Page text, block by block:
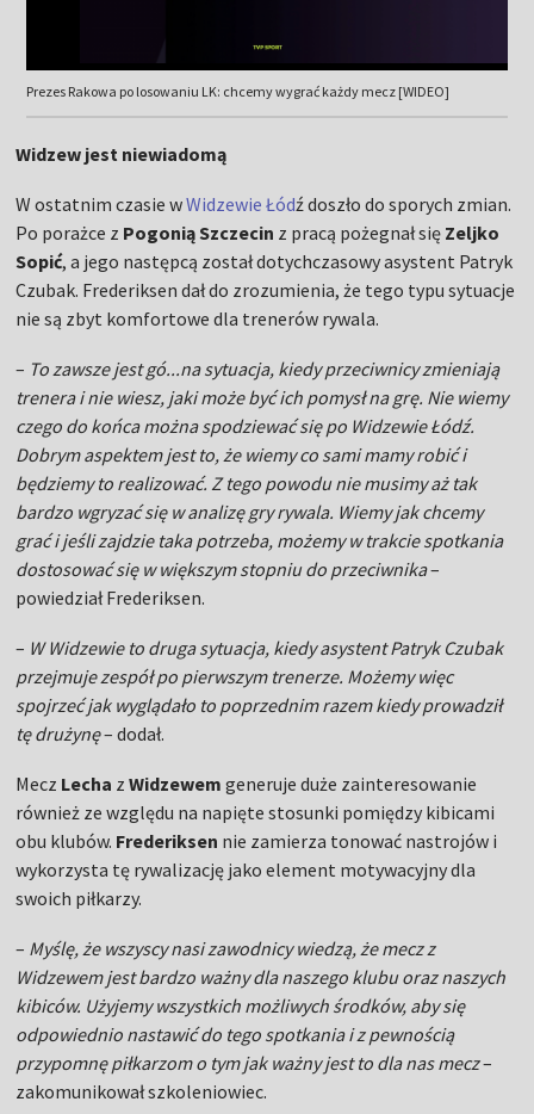
Prezes Rakowa po losowaniu LK: chcemy wygrać każdy mecz [WIDEO]
Widzew jest niewiadomą
W ostatnim czasie wWidzewie Łódź doszło do sporych zmian.
Po porażce z Pogonią Szczecin z pracą pożegnał się Zeljko
Sopić, a jego następcą został dotychczasowy asystent Patryk
Czubak. Frederiksen dał do zrozumienia, że tego typu sytuacje
nie są zbyt komfortowe dla trenerów rywala.
– To zawsze jest gó...na sytuacja, kiedy przeciwnicy zmieniają
trenera i nie wiesz, jaki może być ich pomysł na grę. Nie wiemy
czego do końca można spodziewać się po Widzewie Łódź.
Dobrym aspektem jest to, że wiemy co sami mamy robić i
będziemy to realizować. Z tego powodu nie musimy aż tak
bardzo wgryzać się w analizę gry rywala. Wiemy jak chcemy
grać i jeśli zajdzie taka potrzeba, możemy w trakcie spotkania
dostosować się w większym stopniu do przeciwnika–
powiedział Frederiksen.
– W Widzewie to druga sytuacja, kiedy asystent Patryk Czubak
przejmuje zespół po pierwszym trenerze. Możemy więc
spojrzeć jak wyglądało to poprzednim razem kiedy prowadził
tę drużynę– dodał.
Mecz Lecha zWidzewem generuje duże zainteresowanie
również ze względu na napięte stosunki pomiędzy kibicami
obu klubów. Frederiksen nie zamierza tonować nastrojów i
wykorzysta tę rywalizację jako element motywacyjny dla
swoich piłkarzy.
– Myślę, że wszyscy nasi zawodnicy wiedzą, że mecz z
Widzewem jest bardzo ważny dla naszego klubu oraz naszych
kibiców. Użyjemy wszystkich możliwych środków, aby się
odpowiednio nastawić do tego spotkania i z pewnością
przypomnę piłkarzom o tym jak ważny jest to dla nas mecz–
zakomunikował szkoleniowiec.